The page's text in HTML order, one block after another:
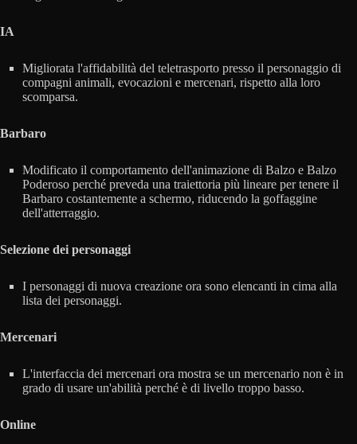
IA
Migliorata l'affidabilità del teletrasporto presso il personaggio di
compagni animali, evocazioni e mercenari, rispetto alla loro
scomparsa.
Barbaro
Modificato il comportamento dell'animazione di Balzo e Balzo
Poderoso perché preveda una traiettoria più lineare per tenere il
Barbaro costantemente a schermo, riducendo la goffaggine
dell'atterraggio.
Selezione dei personaggi
I personaggi di nuova creazione ora sono elencanti in cima alla
lista dei personaggi.
Mercenari
L'interfaccia dei mercenari ora mostra se un mercenario non è in
grado di usare un'abilità perché è di livello troppo basso.
Online